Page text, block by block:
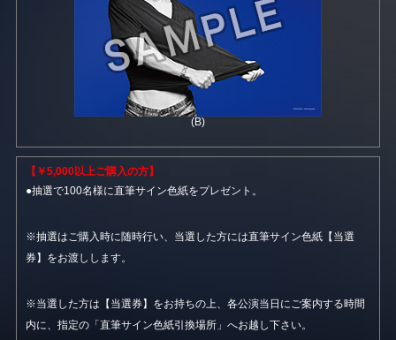
(B)
【￥5,000以上ご購入の方】
●抽選で100名様に直筆サイン色紙をプレゼント。
※抽選はご購入時に随時行い、当選した方には直筆サイン色紙【当選
券】をお渡しします。
※当選した方は【当選券】をお持ちの上、各公演当日にご案内する時間
内に、指定の「直筆サイン色紙引換場所」へお越し下さい。